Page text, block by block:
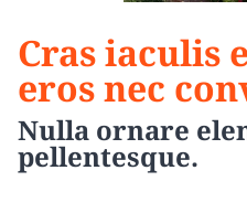
Cras iaculis
eros nec
Nulla ornare
pellentesque.